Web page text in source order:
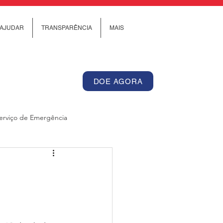
TRANSPARÊNCIA MAIS
DOE AGORA
de Emergência
Internacional